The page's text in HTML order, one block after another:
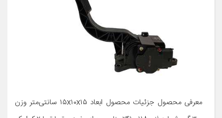
معرفی محصول جزئیات محصول ابعاد ۱۵x۱۰x۱۵ سانتی‌متر وزن